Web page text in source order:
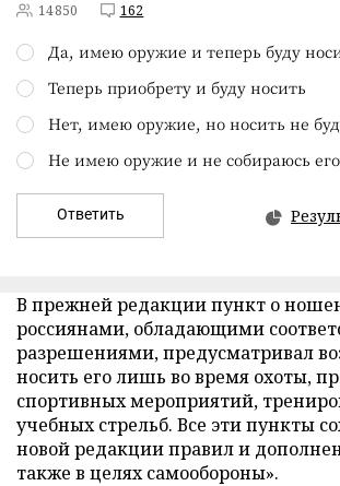
14850 162
Да, имею оружие и теперь буду
Теперь приобрету и буду носить
Нет, имею оружие, но носить не
Не имею оружие и не собираюсь
Ответить
В прежней редакции пункт о
россиянами, обладающими
разрешениями, предусматривал
носить его лишь во время охоты,
спортивных мероприятий,
учебных стрельб. Все эти пункты
новой редакции правил и
также в целях самообороны».